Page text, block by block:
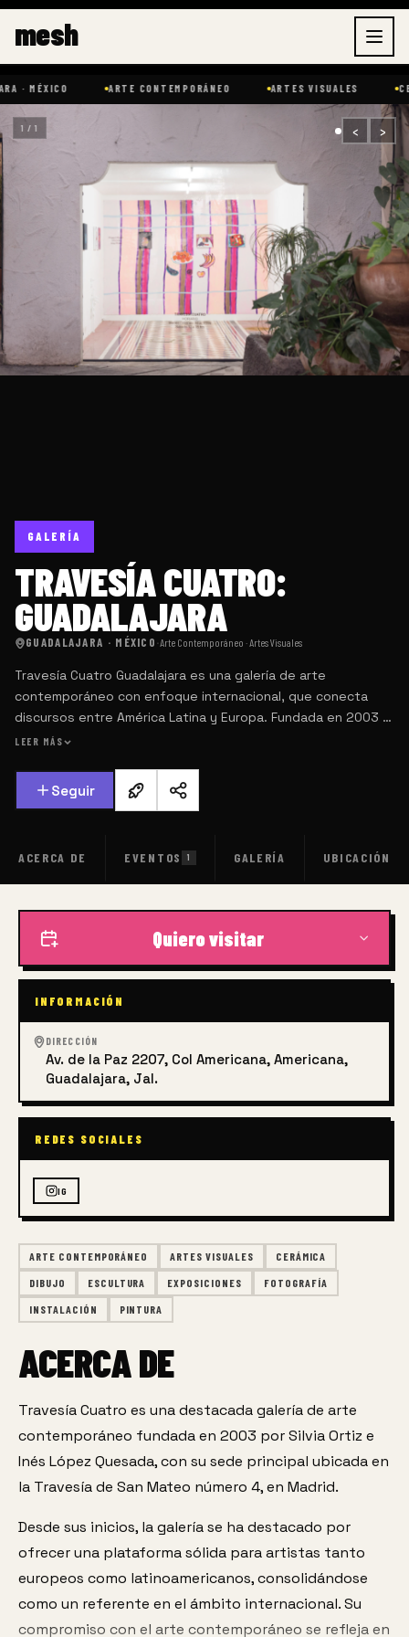
Ir
mesh
ARTE CONTEMPORÁNEO ARTES VISUALES
GALERÍA
TRAVESÍA CUATRO:
GUADALAJARA
GUADALAJARA · MÉXICO·Arte Contemporáneo · Artes Visuales
Travesía Cuatro Guadalajara es una galería de arte
contemporáneo con enfoque internacional, que conecta
discursos entre América Latina y Europa. Fundada en 2003 y
con sede también en Madrid, promueve el trabajo de
mantiene un programa sólido que impulsa el diálogo entre
contextos, generaciones y lenguajes diversos.
LEER MÁS
Seguir
1 / 1 ‹ ›
ACERCA DE EVENTOS 1 GALERÍA UBICACIÓN
ARTE CONTEMPORÁNEO ARTES VISUALES CERÁMICA
DIBUJO ESCULTURA EXPOSICIONES FOTOGRAFÍA
INSTALACIÓN PINTURA
ACERCA DE
Travesía Cuatro es una destacada galería de arte
contemporáneo fundada en 2003 por Silvia Ortiz e
Inés López Quesada, con su sede principal ubicada en
la Travesía de San Mateo número 4, en Madrid.
Desde sus inicios, la galería se ha destacado por
ofrecer una plataforma sólida para artistas tanto
europeos como latinoamericanos, consolidándose
como un referente en el ámbito internacional. Su
compromiso con el arte contemporáneo se refleja en
Quiero visitar
INFORMACIÓN
DIRECCIÓN
Av. de la Paz 2207, Col Americana, Americana,
Guadalajara, Jal.
REDES SOCIALES
IG